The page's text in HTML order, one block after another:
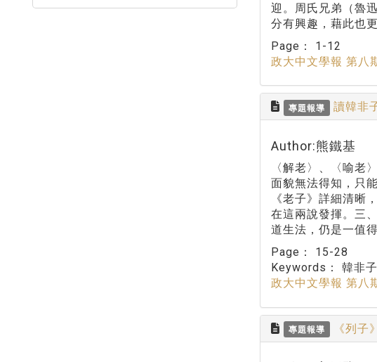
迎。周氏兄弟（魯
分有興趣，藉此也
Page： 1-12
政大中文學報 第八
專題報導 讀韓非
Author:熊鐵基
〈解老〉、〈喻老
面貌無法得知，只
《老子》詳細清晰
在這兩說發揮。三
道生法，仍是一值
Page： 15-28
Keywords： 韓非
政大中文學報 第八
專題報導 《列子